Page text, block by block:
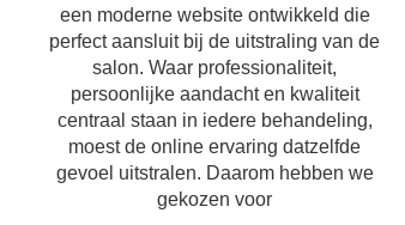
een moderne website ontwikkeld die
perfect aansluit bij de uitstraling van de
salon. Waar professionaliteit,
persoonlijke aandacht en kwaliteit
centraal staan in iedere behandeling,
moest de online ervaring datzelfde
gevoel uitstralen. Daarom hebben we
gekozen voor